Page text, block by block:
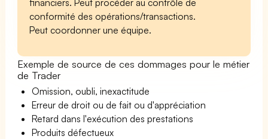
conformité des opérations/transactions.
Peut coordonner une équipe.
Exemple de source de ces dommages pour le métier
de Trader
Omission, oubli, inexactitude
Erreur de droit ou de fait ou d'appréciation
Retard dans l'exécution des prestations
Produits défectueux